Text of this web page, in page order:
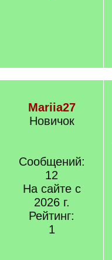
Mariia27
Новичок
Сообщений:
12
На сайте с
2026 г.
Рейтинг:
1